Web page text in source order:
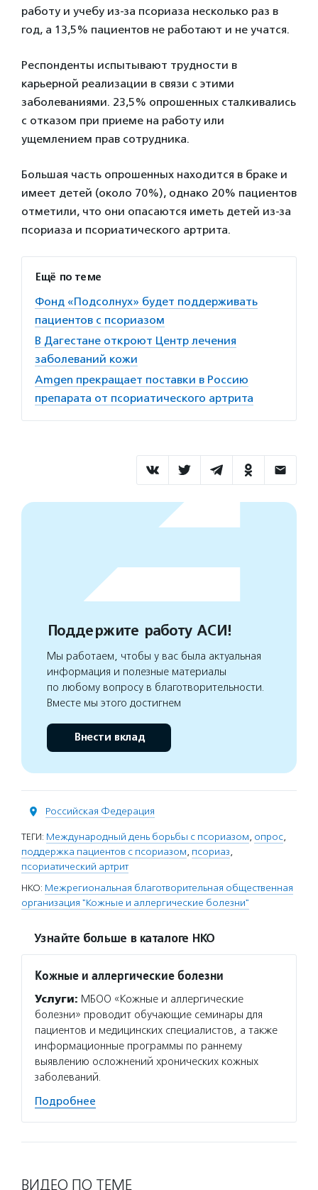
работу и учебу из-за псориаза несколько раз в
год, а 13,5% пациентов не работают и не учатся.
Респонденты испытывают трудности в
карьерной реализации в связи с этими
заболеваниями. 23,5% опрошенных сталкивались
с отказом при приеме на работу или
ущемлением прав сотрудника.
Большая часть опрошенных находится в браке и
имеет детей (около 70%), однако 20% пациентов
отметили, что они опасаются иметь детей из-за
псориаза и псориатического артрита.
Ещё по теме
Фонд «Подсолнух» будет поддерживать
пациентов с псориазом
В Дагестане откроют Центр лечения
заболеваний кожи
Amgen прекращает поставки в Россию
препарата от псориатического артрита
Поддержите работу АСИ!
Мы работаем, чтобы у вас была актуальная
информация и полезные материалы
по любому вопросу в благотворительности.
Вместе мы этого достигнем
Внести вклад
Российская Федерация
ТЕГИ: Международный день борьбы с псориазом, опрос,
поддержка пациентов с псориазом, псориаз,
псориатический артрит
НКО: Межрегиональная благотворительная общественная
организация "Кожные и аллергические болезни"
Узнайте больше в каталоге НКО
Кожные и аллергические болезни
Услуги: МБОО «Кожные и аллергические
болезни» проводит обучающие семинары для
пациентов и медицинских специалистов, а также
информационные программы по раннему
выявлению осложнений хронических кожных
заболеваний.
Подробнее
ВИДЕО ПО ТЕМЕ